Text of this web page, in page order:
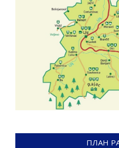
ПЛАН